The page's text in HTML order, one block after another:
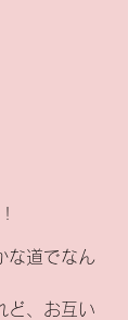
な道でなん
ど、お互い